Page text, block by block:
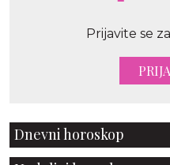
Prijavite se
Dnevni horoskop